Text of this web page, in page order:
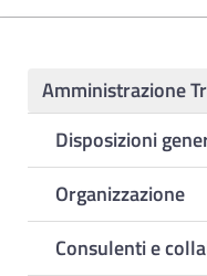
Amministrazione
Disposizioni
Organizzazione
Consulenti e